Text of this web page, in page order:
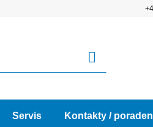
Servis Kontakty /